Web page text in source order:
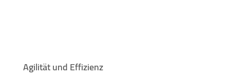
Agilität und Effizienz